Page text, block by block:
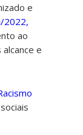
e
2022,
ao
e